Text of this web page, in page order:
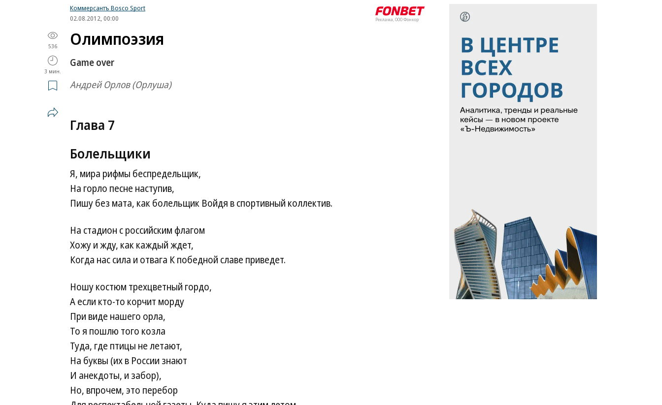
Реклама, ООО Фонкор
Коммерсантъ Bosco Sport
02.08.2012, 00:00
536
3 мин.
Олимпоэзия
Game over
Андрей Орлов (Орлуша)
Глава 7
Болельщики
Я, мира рифмы беспредельщик,
На горло песне наступив,
Пишу без мата, как болельщик Войдя в спортивный коллектив.
На стадион с российским флагом
Хожу и жду, как каждый ждет,
Когда нас сила и отвага К победной славе приведет.
Ношу костюм трехцветный гордо,
А если кто-то корчит морду
При виде нашего орла,
То я пошлю того козла
Туда, где птицы не летают,
На буквы (их в России знают
И анекдоты, и забор),
Но, впрочем, это перебор